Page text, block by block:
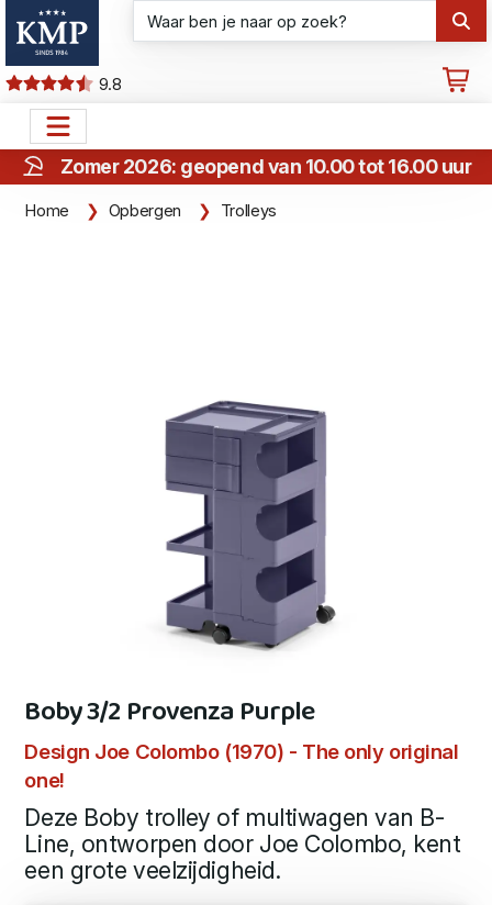
9.8
Zomer 2026: geopend van 10.00 tot 16.00 uur
Home Opbergen Trolleys
Boby 3/2 Provenza Purple
Design Joe Colombo (1970) - The only original
one!
Deze Boby trolley of multiwagen van B-
Line, ontworpen door Joe Colombo, kent
een grote veelzijdigheid.